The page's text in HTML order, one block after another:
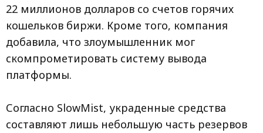
22 миллионов долларов со счетов горячих
кошельков биржи. Кроме того, компания
добавила, что злоумышленник мог
скомпрометировать систему вывода
платформы.
Согласно SlowMist, украденные средства
составляют лишь небольшую часть резервов